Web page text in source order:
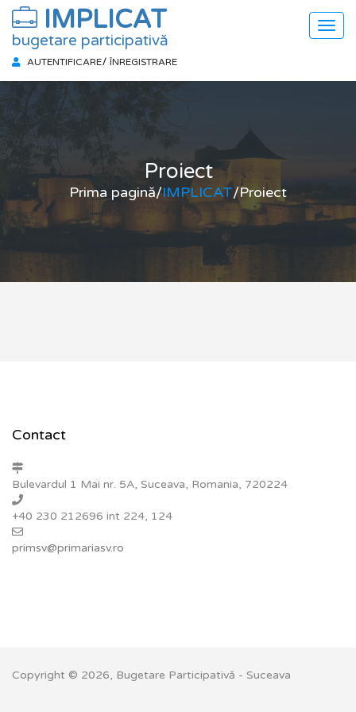
IMPLICAT
bugetare participativă
AUTENTIFICARE ÎNREGISTRARE
Proiect
Prima pagină/IMPLICAT/Proiect
Contact
Bulevardul 1 Mai nr. 5A, Suceava, Romania, 720224
+40 230 212696 int 224, 124
primsv@primariasv.ro
Copyright © 2026, Bugetare Participativă - Suceava